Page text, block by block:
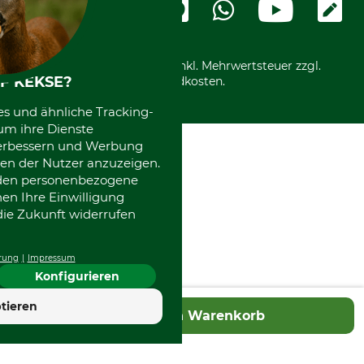
In den Warenkorb
Kostenloser Rückversand
Nachhaltigkeit
Entsorgung und Umwelt
Datenschutz Print
Motorgeräteshop
Über uns
Community
International
Alle Preise in Euro und inkl. Mehrwertsteuer zzgl.
Versandkosten.
KEKSE?
und ähnliche Tracking-
ihre Dienste
und Werbung
der Nutzer anzuzeigen.
personenbezogene
Ihre Einwilligung
Zukunft widerrufen
Impressum
Konfigurieren